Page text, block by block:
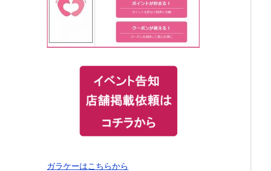
ガラケーはこちらから